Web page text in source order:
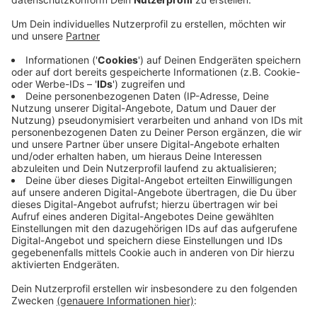
Insgesamt wurden dieses mal gut 150 Fahrer
überprüft
Anzeige
Dabei wird traditionell auch an Schleichstrecken
kontrolliert. Die Bilanz:
Drei Fahrer unter Alkoholeinfluss und drei unter
Drogeneinfluss. Außerdem stellten die Polizeibeamten
einen Führerschein sicher. Bei der Jahreswende davor
fiel das Ergebnis der Kontrollen ähnlich aus.
Anzeige